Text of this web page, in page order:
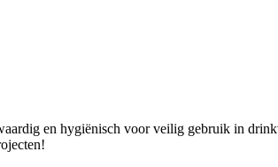
en hygiënisch voor veilig gebruik in